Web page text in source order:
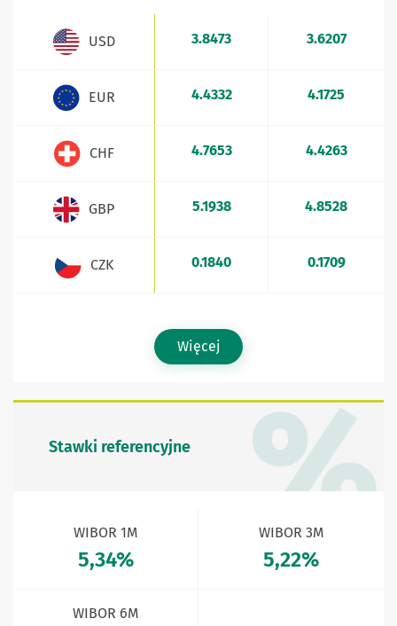
USD 3.8473 3.6207
EUR 4.4332 4.1725
CHF 4.7653 4.4263
GBP 5.1938 4.8528
CZK 0.1840 0.1709
Więcej
Stawki referencyjne
WIBOR 1M
5,34%
WIBOR 3M
5,22%
WIBOR 6M